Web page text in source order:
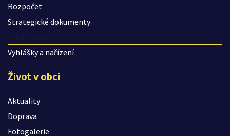
Rozpočet
Strategické dokumenty
Vyhlášky a nařízení
Život v obci
Aktuality
Doprava
Fotogalerie